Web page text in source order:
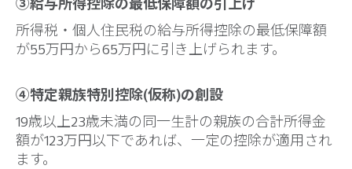
所得税・個人住民税の給与所得控除の最低保障額
が55万円から65万円に引き上げられます。
④特定親族特別控除(仮称)の創設
19歳以上23歳未満の同一生計の親族の合計所得金
額が123万円以下であれば、一定の控除が適用され
ます。